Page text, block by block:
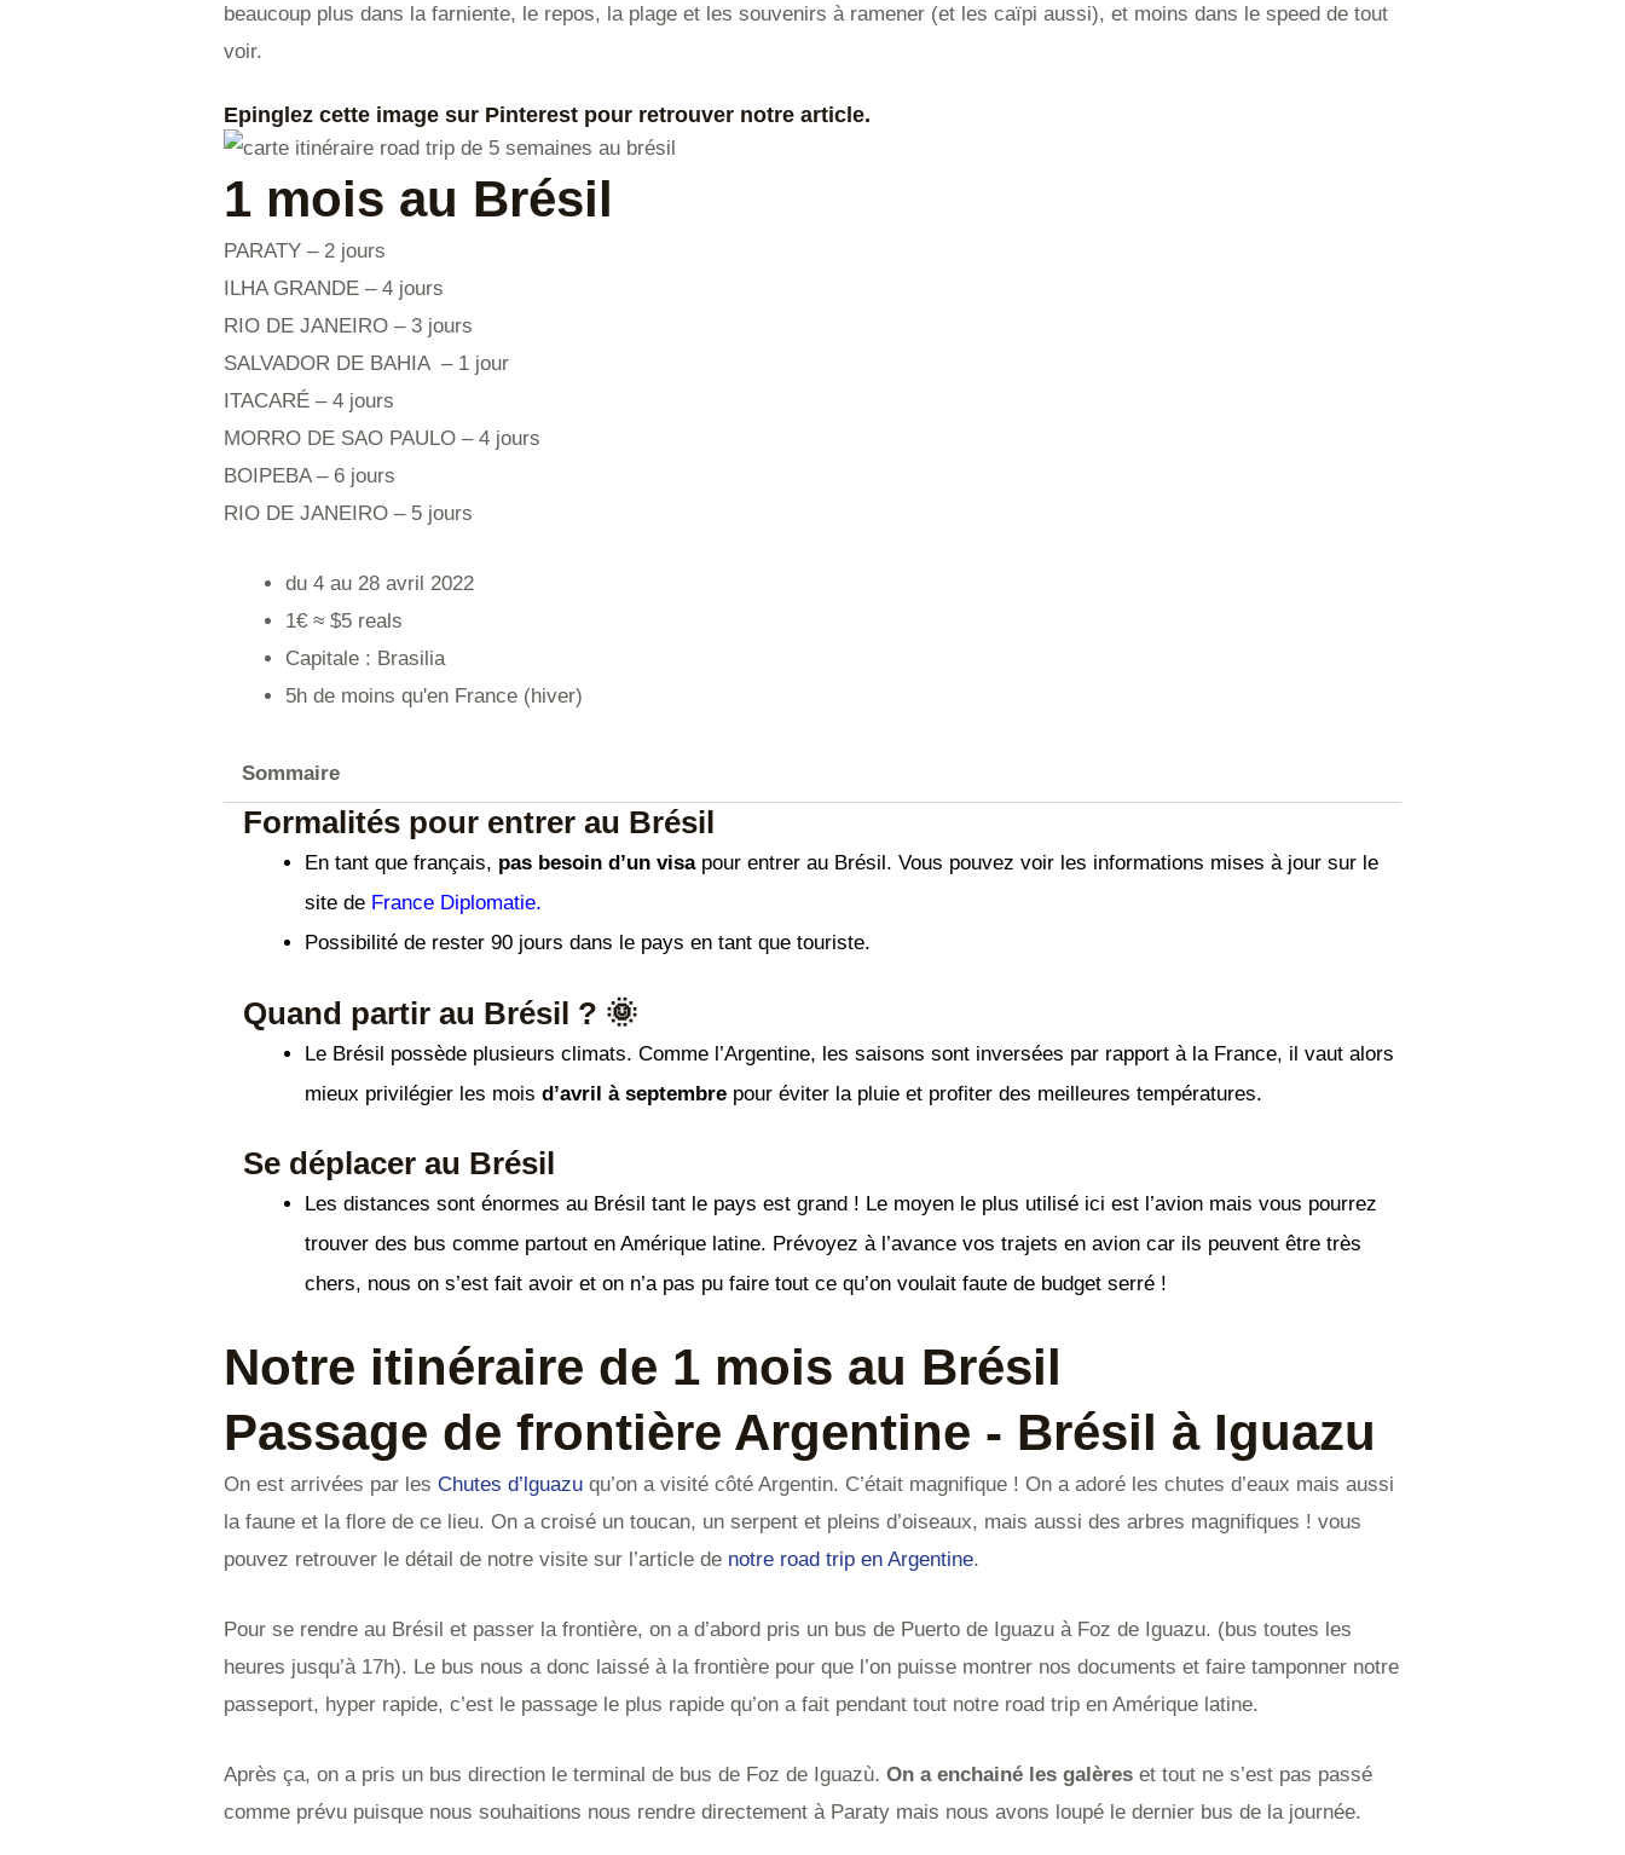
beaucoup plus dans la farniente, le repos, la plage et les souvenirs à ramener (et les caïpi aussi), et moins dans le speed de tout
voir.
Epinglez cette image sur Pinterest pour retrouver notre article.
1 mois au Brésil
PARATY – 2 jours
ILHA GRANDE – 4 jours
RIO DE JANEIRO – 3 jours
SALVADOR DE BAHIA – 1 jour
ITACARÉ – 4 jours
MORRO DE SAO PAULO – 4 jours
BOIPEBA – 6 jours
RIO DE JANEIRO – 5 jours
du 4 au 28 avril 2022
1€ ≈ $5 reals
Capitale : Brasilia
5h de moins qu'en France (hiver)
Sommaire
Formalités pour entrer au Brésil
En tant que français, pas besoin d’un visapour entrer au Brésil. Vous pouvez voir les informations mises à jour sur le
site de France Diplomatie.
Possibilité de rester 90 jours dans le pays en tant que touriste.
Quand partir au Brésil ? 🌞
Le Brésil possède plusieurs climats. Comme l’Argentine, les saisons sont inversées par rapport à la France, il vaut alors
mieux privilégier les moisd’avril à septembre pour éviter la pluie et profiter des meilleures températures.
Se déplacer au Brésil
Les distances sont énormes au Brésil tant le pays est grand ! Le moyen le plus utilisé ici est l’avion mais vous pourrez
trouver des bus comme partout en Amérique latine. Prévoyez à l’avance vos trajets en avion car ils peuvent être très
chers, nous on s’est fait avoir et on n’a pas pu faire tout ce qu’on voulait faute de budget serré !
Notre itinéraire de 1 mois au Brésil
Passage de frontière Argentine - Brésil à Iguazu
On est arrivées par lesChutes d’lguazu qu’on a visité côté Argentin. C’était magnifique ! On a adoré les chutes d’eaux mais aussi
la faune et la flore de ce lieu. On a croisé un toucan, un serpent et pleins d’oiseaux, mais aussi des arbres magnifiques ! vous
pouvez retrouver le détail de notre visite sur l’article de notre road trip en Argentine.
Pour se rendre au Brésil et passer la frontière, on a d’abord pris un bus de Puerto de Iguazu à Foz de Iguazu. (bus toutes les
heures jusqu’à 17h). Le bus nous a donc laissé à la frontière pour que l’on puisse montrer nos documents et faire tamponner notre
passeport, hyper rapide, c’est le passage le plus rapide qu’on a fait pendant tout notre road trip en Amérique latine.
Après ça, on a pris un bus direction le terminal de bus de Foz de Iguazù.On a enchainé les galères et tout ne s’est pas passé
comme prévu puisque nous souhaitions nous rendre directement à Paraty mais nous avons loupé le dernier bus de la journée.